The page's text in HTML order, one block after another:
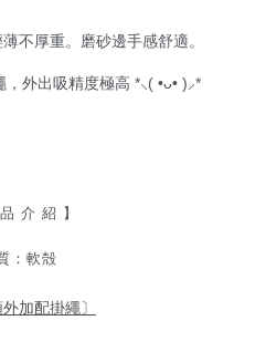
不厚重。 磨砂邊手感舒適。
外出吸精度極高 *⸜( •ᴗ• )⸝*
介 紹 】
：軟殻
外加配掛繩〕